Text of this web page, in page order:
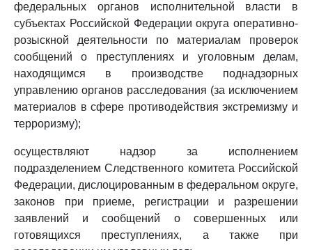
федеральных органов исполнительной власти в
субъектах Российской Федерации округа оперативно-
розыскной деятельности по материалам проверок
сообщений о преступлениях и уголовным делам,
находящимся в производстве поднадзорных
управлению органов расследования (за исключением
материалов в сфере противодействия экстремизму и
терроризму);
осуществляют надзор за исполнением
подразделением Следственного комитета Российской
Федерации, дислоцированным в федеральном округе,
законов при приеме, регистрации и разрешении
заявлений и сообщений о совершенных или
готовящихся преступлениях, а также при